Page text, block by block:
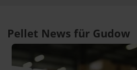
Pellet News für Gudow